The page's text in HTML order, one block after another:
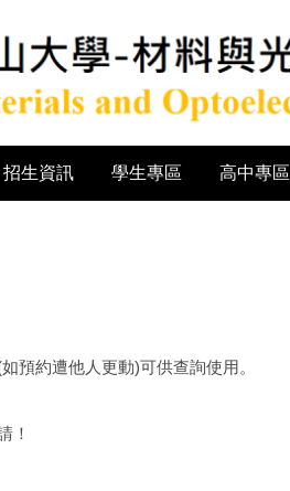
招生資訊 學生專區 高中專區
預約遭他人更動)可供查詢使用。
！